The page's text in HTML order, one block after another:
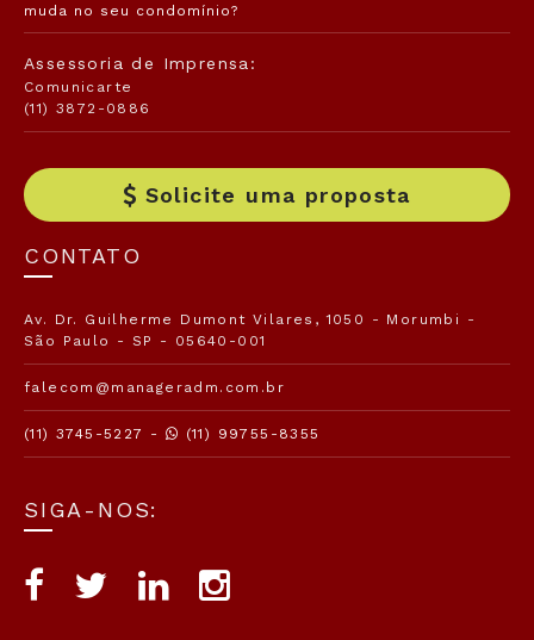
muda no seu condomínio?
Assessoria de Imprensa:
Comunicarte
(11) 3872-0886
Solicite uma proposta
CONTATO
Av. Dr. Guilherme Dumont Vilares, 1050 - Morumbi -
São Paulo - SP - 05640-001
falecom@manageradm.com.br
(11) 3745-5227 - (11) 99755-8355
SIGA-NOS: